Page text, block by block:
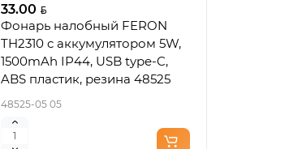
33.00
Фонарь налобный FERON
TH2310 c аккумулятором 5W,
1500mAh IP44, USB type-C,
ABS пластик, резина 48525
48525-05 05